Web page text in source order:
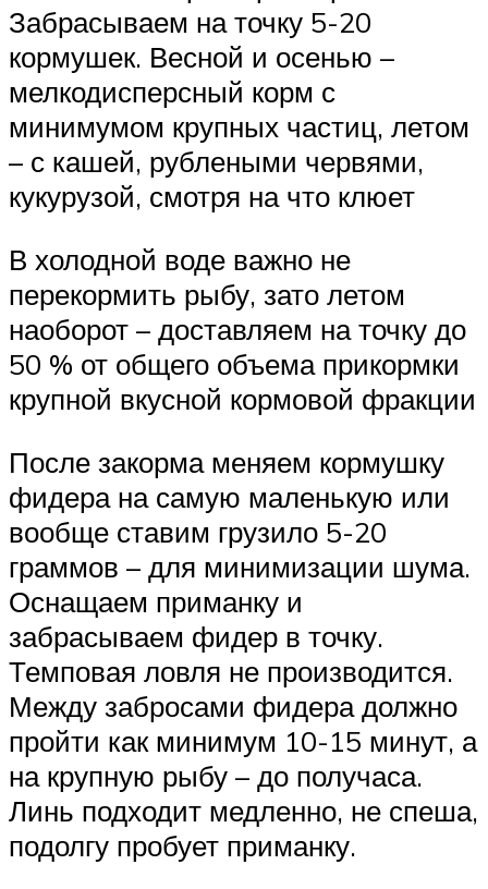
Забрасываем на точку 5-20
кормушек. Весной и осенью –
мелкодисперсный корм с
минимумом крупных частиц, летом
– с кашей, рублеными червями,
кукурузой, смотря на что клюет
В холодной воде важно не
перекормить рыбу, зато летом
наоборот – доставляем на точку до
50 % от общего объема прикормки
крупной вкусной кормовой фракции
После закорма меняем кормушку
фидера на самую маленькую или
вообще ставим грузило 5-20
граммов – для минимизации шума.
Оснащаем приманку и
забрасываем фидер в точку.
Темповая ловля не производится.
Между забросами фидера должно
пройти как минимум 10-15 минут, а
на крупную рыбу – до получаса.
Линь подходит медленно, не спеша,
подолгу пробует приманку.